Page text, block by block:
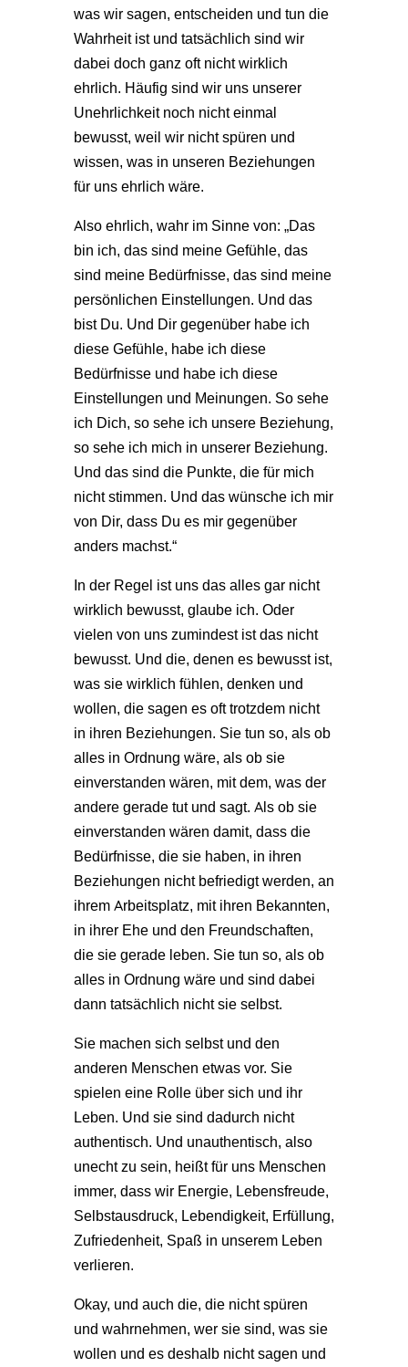
was wir sagen, entscheiden und tun die
Wahrheit ist und tatsächlich sind wir
dabei doch ganz oft nicht wirklich
ehrlich. Häufig sind wir uns unserer
Unehrlichkeit noch nicht einmal
bewusst, weil wir nicht spüren und
wissen, was in unseren Beziehungen
für uns ehrlich wäre.
Also ehrlich, wahr im Sinne von: „Das
bin ich, das sind meine Gefühle, das
sind meine Bedürfnisse, das sind meine
persönlichen Einstellungen. Und das
bist Du. Und Dir gegenüber habe ich
diese Gefühle, habe ich diese
Bedürfnisse und habe ich diese
Einstellungen und Meinungen. So sehe
ich Dich, so sehe ich unsere Beziehung,
so sehe ich mich in unserer Beziehung.
Und das sind die Punkte, die für mich
nicht stimmen. Und das wünsche ich mir
von Dir, dass Du es mir gegenüber
anders machst.“
In der Regel ist uns das alles gar nicht
wirklich bewusst, glaube ich. Oder
vielen von uns zumindest ist das nicht
bewusst. Und die, denen es bewusst ist,
was sie wirklich fühlen, denken und
wollen, die sagen es oft trotzdem nicht
in ihren Beziehungen. Sie tun so, als ob
alles in Ordnung wäre, als ob sie
einverstanden wären, mit dem, was der
andere gerade tut und sagt. Als ob sie
einverstanden wären damit, dass die
Bedürfnisse, die sie haben, in ihren
Beziehungen nicht befriedigt werden, an
ihrem Arbeitsplatz, mit ihren Bekannten,
in ihrer Ehe und den Freundschaften,
die sie gerade leben. Sie tun so, als ob
alles in Ordnung wäre und sind dabei
dann tatsächlich nicht sie selbst.
Sie machen sich selbst und den
anderen Menschen etwas vor. Sie
spielen eine Rolle über sich und ihr
Leben. Und sie sind dadurch nicht
authentisch. Und unauthentisch, also
unecht zu sein, heißt für uns Menschen
immer, dass wir Energie, Lebensfreude,
Selbstausdruck, Lebendigkeit, Erfüllung,
Zufriedenheit, Spaß in unserem Leben
verlieren.
Okay, und auch die, die nicht spüren
und wahrnehmen, wer sie sind, was sie
wollen und es deshalb nicht sagen und